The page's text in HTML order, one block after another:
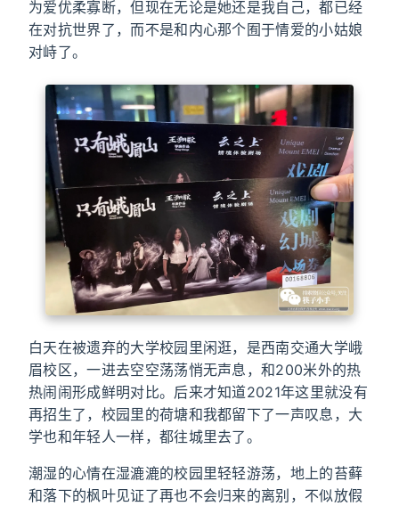
为爱优柔寡断，但现在无论是她还是我自己，都已经
在对抗世界了，而不是和内心那个囿于情爱的小姑娘
对峙了。
白天在被遗弃的大学校园里闲逛，是西南交通大学峨
眉校区，一进去空空荡荡悄无声息，和200米外的热
热闹闹形成鲜明对比。后来才知道2021年这里就没有
再招生了，校园里的荷塘和我都留下了一声叹息，大
学也和年轻人一样，都往城里去了。
潮湿的心情在湿漉漉的校园里轻轻游荡，地上的苔藓
和落下的枫叶见证了再也不会归来的离别，不似放假